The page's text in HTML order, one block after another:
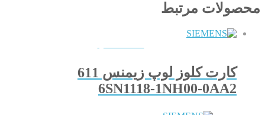
محصولات مرتبط
کارت کلوز لوپ زیمنس 611
6SN1118-1NH00-0AA2